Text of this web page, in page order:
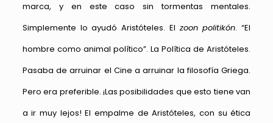
marca, y en este caso sin tormentas mentales.
Simplemente lo ayudó Aristóteles. El zoon politikón. “El
hombre como animal político”. La Política de Aristóteles.
Pasaba de arruinar el Cine a arruinar la filosofía Griega.
Pero era preferible. ¡Las posibilidades que esto tiene van
a ir muy lejos! El empalme de Aristóteles, con su ética